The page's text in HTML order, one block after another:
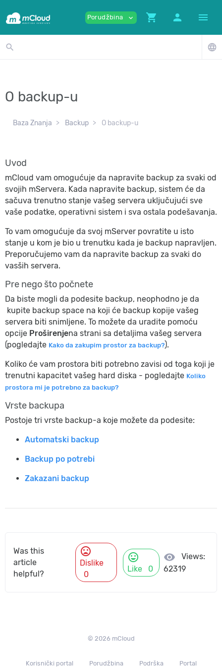
Porudžbina expand_more shopping_cart person menu
search language
O backup-u
Baza Znanja Backup O backup-u
Uvod
mCloud vam omogućuje da napravite backup za svaki od
svojih mServera. Kada napravite backup, sistem će da
sačuva trenutno stanje vašeg servera uključujući sve
vaše podatke, operativni sistem i sva ostala podešavanja.
To vam omogućuje da svoj mServer povratite u isto
stanje u kom je bio u trenutku kada je backup napravljen.
Preporučujemo vam da napravite backup za svaki do
vasših servera.
Pre nego što počnete
Da biste mogli da podesite backup, neophodno je da
kupite backup space na koji će backup kopije vašeg
servera biti snimljene. To možete da uradite pomoću
opcije Proširenjena strani sa detaljima vašeg servera
(pogledajte Kako da zakupim prostor za backup?).
Koliko će vam prostora biti potrebno zavisi od toga koji je
trenutni kapacitet vašeg hard diska - pogledajte Koliko
prostora mi je potrebno za backup?
Vrste backupa
Postoje tri vrste backup-a koje možete da podesite:
Automatski backup
Backup po potrebi
Zakazani backup
Was this
article
helpful?
mood_bad
Dislike
0
mood
Like 0
visibility
Views:
62319
© 2026 mCloud
Korisnički portal Porudžbina Podrška Portal